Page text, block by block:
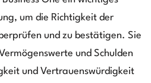
um die Richtigkeit der
und zu bestätigen. Sie
und Schulden
und Vertrauenswürdigkeit